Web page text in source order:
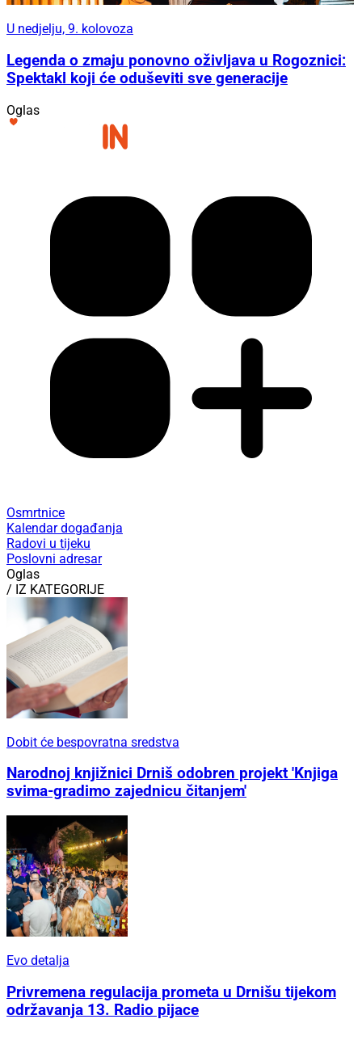
U nedjelju, 9. kolovoza
Legenda o zmaju ponovno oživljava u Rogoznici:
Spektakl koji će oduševiti sve generacije
Oglas
Osmrtnice
Kalendar događanja
Radovi u tijeku
Poslovni adresar
Oglas
/ IZ KATEGORIJE
Dobit će bespovratna sredstva
Narodnoj knjižnici Drniš odobren projekt 'Knjiga
svima-gradimo zajednicu čitanjem'
Evo detalja
Privremena regulacija prometa u Drnišu tijekom
održavanja 13. Radio pijace